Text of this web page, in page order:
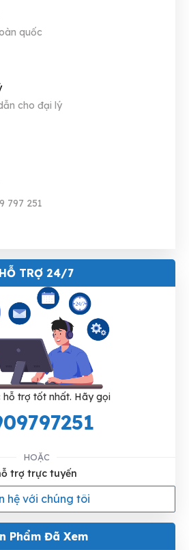
quốc
cho đại lý
797 251
HỖ TRỢ 24/7
hỗ trợ tốt nhất. Hãy gọi
HOẶC
trợ trực tuyến
hệ với chúng tôi
Phẩm Đã Xem